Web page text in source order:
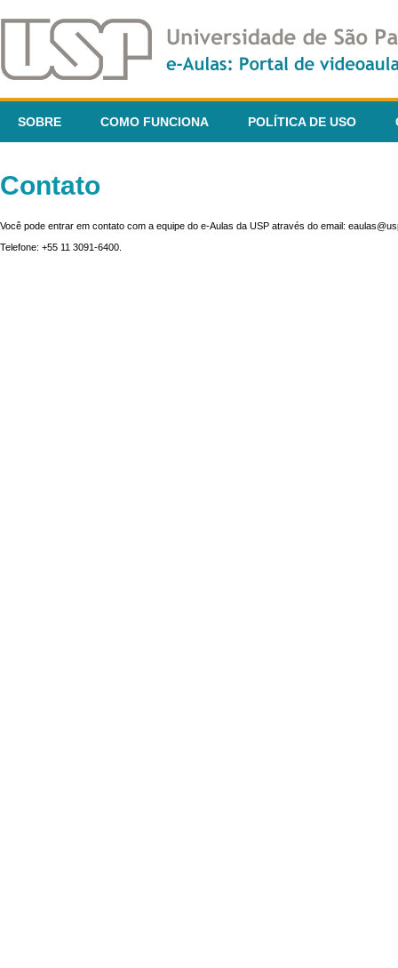
SOBRE COMO FUNCIONA POLÍTICA DE USO
Contato
Você pode entrar em contato com a equipe do e-Aulas da USP através do email:
Telefone: +55 11 3091-6400.